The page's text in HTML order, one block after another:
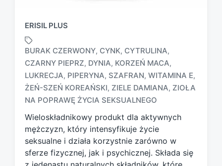
ERISIL PLUS
T
a
g
e
d
w
t
BURAK CZERWONY, CYNK, CYTRULINA,
CZARNY PIEPRZ, DYNIA, KORZEŃ MACA,
LUKRECJA, PIPERYNA, SZAFRAN, WITAMINA E,
ŻEŃ-SZEŃ KOREAŃSKI, ZIELE DAMIANA, ZIOŁA
NA POPRAWĘ ŻYCIA SEKSUALNEGO
Wieloskładnikowy produkt dla aktywnych
mężczyzn, który intensyfikuje życie
seksualne i działa korzystnie zarówno w
sferze fizycznej, jak i psychicznej. Składa się